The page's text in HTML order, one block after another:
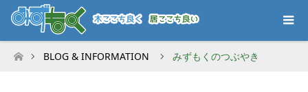
ホーム
BLOG & INFORMATION みずもくのつぶやき